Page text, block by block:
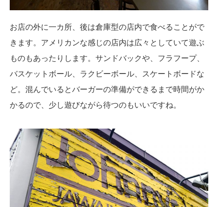
お店の外に一カ所、後は倉庫型の店内で食べることがで
きます。アメリカンな感じの店内は広々としていて遊ぶ
ものもあったりします。サンドバックや、フラフープ、
バスケットボール、ラクビーボール、スケートボードな
ど。混んでいるとバーガーの準備ができるまで時間がか
かるので、少し遊びながら待つのもいいですね。